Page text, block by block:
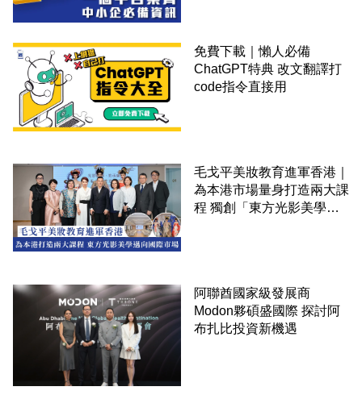
免費下載｜懶人必備
ChatGPT特典 改文翻譯打
code指令直接用
毛戈平美妝教育進軍香港｜
為本港市場量身打造兩大課
程 獨創「東方光影美學」
阿聯酋國家級發展商
Modon夥碩盛國際 探討阿
布扎比投資新機遇